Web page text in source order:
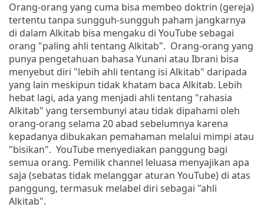
Orang-orang yang cuma bisa membeo doktrin (gereja)
tertentu tanpa sungguh-sungguh paham jangkarnya
di dalam Alkitab bisa mengaku di YouTube sebagai
orang "paling ahli tentang Alkitab". Orang-orang yang
punya pengetahuan bahasa Yunani atau Ibrani bisa
menyebut diri "lebih ahli tentang isi Alkitab" daripada
yang lain meskipun tidak khatam baca Alkitab. Lebih
hebat lagi, ada yang menjadi ahli tentang "rahasia
Alkitab" yang tersembunyi atau tidak dipahami oleh
orang-orang selama 20 abad sebelumnya karena
kepadanya dibukakan pemahaman melalui mimpi atau
"bisikan". YouTube menyediakan panggung bagi
semua orang. Pemilik channel leluasa menyajikan apa
saja (sebatas tidak melanggar aturan YouTube) di atas
panggung, termasuk melabel diri sebagai "ahli
Alkitab".